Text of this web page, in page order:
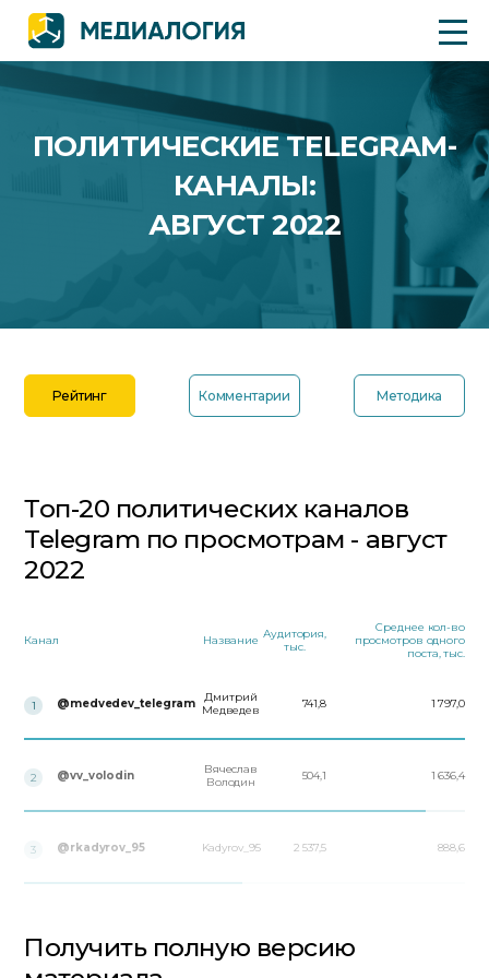
ПОЛИТИЧЕСКИЕ TELEGRAM-
КАНАЛЫ:
АВГУСТ 2022
Рейтинг Комментарии Методика
Топ-20 политических каналов
Telegram по просмотрам - август
2022
Канал Название Аудитория,
тыс.
Среднее кол-во
просмотров одного
поста, тыс.
1 @medvedev_telegram
Дмитрий
Медведев
741,8 1 797,0
2 @vv_volodin
Вячеслав
Володин
504,1 1 636,4
3 @rkadyrov_95 Kadyrov_95 2 537,5 888,6
Получить полную версию